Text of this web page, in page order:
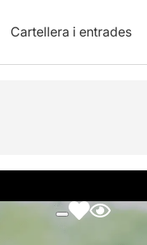
Cartellera i entrades
Fotos i vídeos